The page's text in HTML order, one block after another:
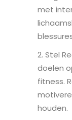
met
2. Stel
doelen
fitness.
houden.